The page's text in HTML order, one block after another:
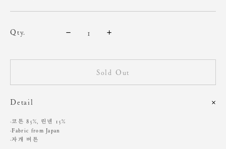
qty.
Sold Out
Detail
·코튼 85%, 린넨 15%
·Fabric from Japan
·자개 버튼